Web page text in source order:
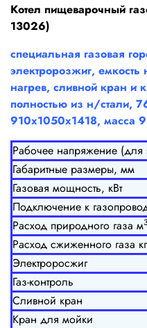
Котел пищеварочный
13026)
специальная газовая
электророзжиг,
нагрев, сливной кран и
полностью из н/стали,
910х1050х1418, масса
Рабочее напряжение (для
Габаритные размеры, мм
Газовая мощность, кВт
Подключение к
Расход природного газа м3
Расход сжиженного газа
Электроросжиг
Газ-контроль
Сливной кран
Кран для мойки